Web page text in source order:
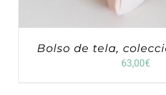
Bolso de tela,
63,00€